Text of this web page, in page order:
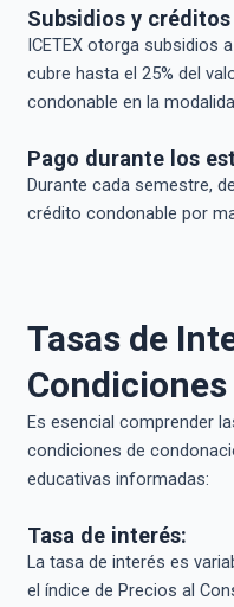
Subsidios y
ICETEX otorga subsidios
cubre hasta el 25% del
condonable en la
Pago durante los
Durante cada semestre,
crédito condonable por
Tasas de
Es esencial comprender
condiciones de
educativas informadas:
Tasa de interés:
La tasa de interés es
el índice de Precios al